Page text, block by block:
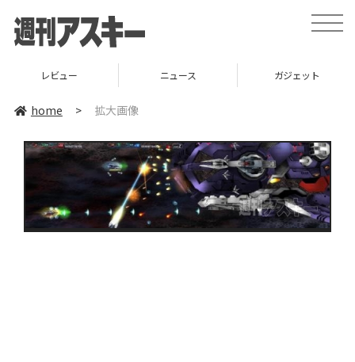
toggle
レビュー ニュース ガジェット
home > 拡大画像